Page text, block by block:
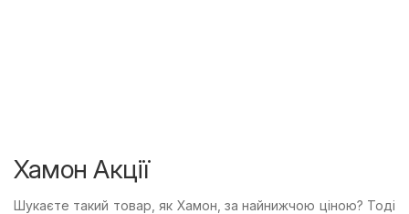
Хамон Акції
Шукаєте такий товар, як Хамон, за найнижчою ціною? Тоді